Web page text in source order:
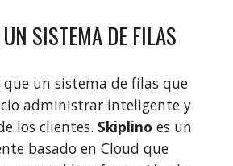
SISTEMA DE FILAS
que un sistema de filas que
administrar inteligente y
los clientes. Skiplino es un
basado en Cloud que